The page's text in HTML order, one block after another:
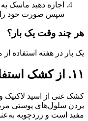
سپس صورت خود را
هر چند وقت یک بار؟
یک بار در هفته استفاده از
۱۱. از کشک استفاده کنید
کشک غنی از اسید لاکتیک
بردن سلول‌های پوستی
مفید است و زردچوبه